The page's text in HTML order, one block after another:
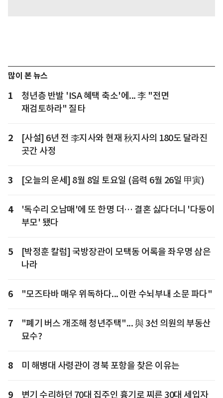
많이 본 뉴스
1
청년층 반발 'ISA 혜택 축소'에... 李 "전면
재검토하라" 질타
2
[사설] 6년 전 李지사와 현재 秋지사의 180도 달라진
곳간 사정
3 [오늘의 운세] 8월 8일 토요일 (음력 6월 26일 甲寅)
4
'독수리 오남매'에 또 한명 더… 결혼 싫다더니 '다둥이
부모' 됐다
5
[박정훈 칼럼] 국방장관이 모택동 어록을 좌우명 삼은
나라
6 "모즈타바 매우 위독하다... 이란 수뇌부내 소문 파다"
7
"폐기 버스 개조해 청년주택"... 與 3선 의원의 부동산
묘수?
8 미 해병대 사령관이 경북 포항을 찾은 이유는
9
변기 수리하던 70대 집주인 흉기로 찌른 30대 세입자